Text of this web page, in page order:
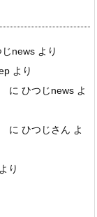
じnews より
より
に ひつじnews よ
に ひつじさん よ
より